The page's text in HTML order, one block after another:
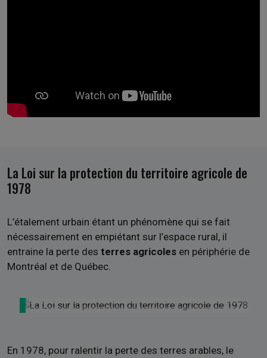
La Loi sur la protection du territoire agricole de
1978
L’étalement urbain étant un phénomène qui se fait
nécessairement en empiétant sur l’espace rural, il
entraine la perte des terres agricoles en périphérie de
Montréal et de Québec.
En 1978, pour ralentir la perte des terres arables, le